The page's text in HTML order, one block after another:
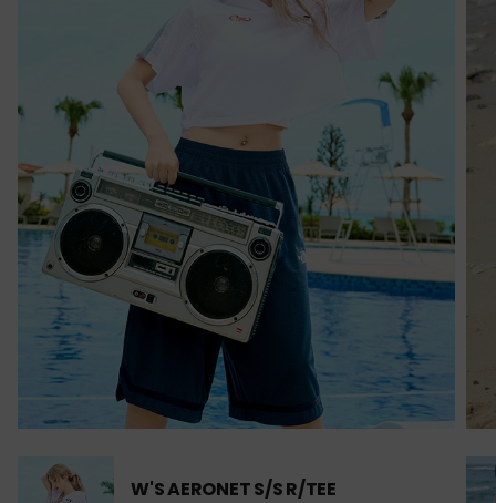
W'S AERONET S/S R/TEE